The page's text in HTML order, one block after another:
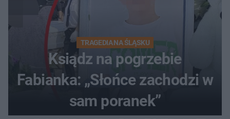
TRAGEDIA NA ŚLĄSKU
Ksiądz na pogrzebie
Fabianka: „Słońce zachodzi w
sam poranek”